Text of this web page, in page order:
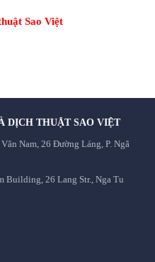
Sao Việt
DỊCH THUẬT SAO VIỆT
Nam, 26 Đường Láng, P. Ngã
Building, 26 Lang Str., Nga Tu